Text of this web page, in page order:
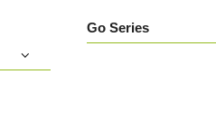
Go Series